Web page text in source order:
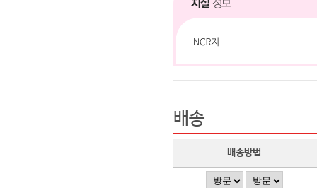
배송
배송방법